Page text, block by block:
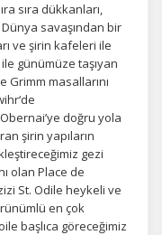
anonim olarak
ve
anlamamıza
sıra dükkanları,
savaşından bir
ve şirin kafeleri ile
günümüze taşıyan
Grimm masallarını
doğru yola
şirin yapıların
gezi
olan Place de
St. Odile heykeli ve
en çok
başlıca göreceğimiz